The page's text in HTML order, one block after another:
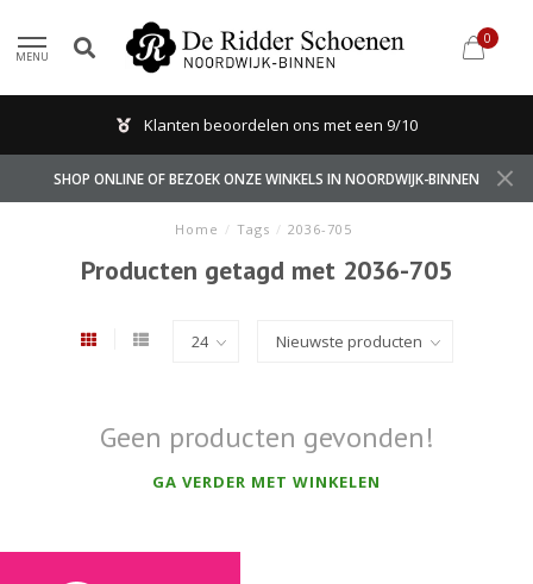
MENU
0
Klanten beoordelen ons met een 9/10
SHOP ONLINE OF BEZOEK ONZE WINKELS IN NOORDWIJK-BINNEN
Home / Tags / 2036-705
Producten getagd met 2036-705
Geen producten gevonden!
GA VERDER MET WINKELEN